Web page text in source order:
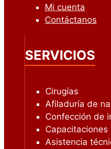
Mi cuenta
Contáctanos
SERVICIOS
Cirugías
Afiladuría de
Confección de
Capacitaciones
Asistencia